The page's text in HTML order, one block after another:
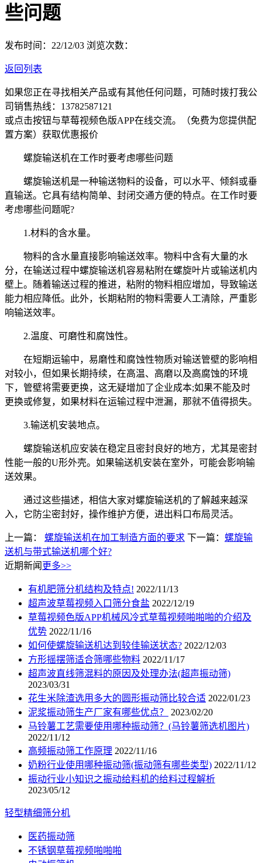
些问题
发布时间：22/12/03 浏览次数：
返回列表
如果您正在寻找相关产品或有其他任何问题，可随时拨打我公
司销售热线： 13782587121
或点击按钮与草莓视频色版APP在线交流。（免费为您提供配
置方案） 获取优惠报价
螺旋输送机在工作时要考虑哪些问题
螺旋输送机是一种输送物料的设备，可以水平、倾斜或垂
直输送。它具有结构简单、封闭交通方便的特点。在工作时要
考虑哪些问题呢?
1.材料的含水量。
物料的含水量直接影响输送效率。物料中含有大量的水
分，在输送过程中螺旋输送机容易粘附在螺旋叶片或输送机内
壁上。随着输送过程的推进，粘附的物料相应增加，导致输送
能力相应降低。此外，长期粘附的物料需要人工清除，严重影
响输送效率。
2.温度、可磨性和腐蚀性。
在短期运输中，易磨性和腐蚀性物质对输送管壁的影响相
对较小，但如果长期持续，在高温、高磨以及高腐蚀的环境
下，管壁将需要更换，这无疑增加了企业成本;如果不能及时
更换或修复，如果材料在运输过程中泄漏，那就不值得损失。
3.输送机安装地点。
螺旋输送机应安装在稳定且密封良好的地方，尤其是密封
性能一般的U形外壳。如果输送机安装在室外，可能会影响输
送效果。
通过这些描述，相信大家对螺旋输送机的了解越来越深
入，它防尘密封好，操作维护方便，进出料口布局灵活。
上一篇： 螺旋输送机在加工制造方面的要求 下一篇： 螺旋输
送机与带式输送机哪个好?
近期新闻 更多>>
有机肥筛分机结构及特点! 2022/11/13
超声波草莓视频入口筛分食盐 2022/12/19
草莓视频色版APP机械风冷式草莓视频啪啪啪的介绍及
优势 2022/11/16
如何使螺旋输送机达到较佳输送状态? 2022/12/03
方形摇摆筛适合筛哪些物料 2022/11/17
超声波直线筛混料的原因及处理办法(超声振动筛)
2023/03/31
花生米除渣选用多大的圆形振动筛比较合适 2022/01/23
泥浆振动筛生产厂家有哪些优点？
2023/02/20
马铃薯工艺需要使用哪种振动筛？(马铃薯筛选机图片)
2022/11/12
高频振动筛工作原理 2022/11/16
奶粉行业使用哪种振动筛(振动筛有哪些类型) 2022/11/12
振动行业小知识之振动给料机的给料过程解析
2023/05/12
轻型精细筛分机
医药振动筛
不锈钢草莓视频啪啪啪